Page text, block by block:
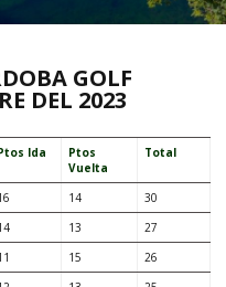
GOLF
DEL 2023
Ida
Ptos
Vuelta
Total
14
30
13
27
15
26